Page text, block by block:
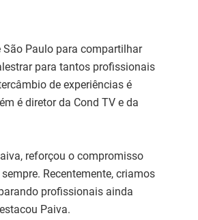
São Paulo para compartilhar
para tantos profissionais
de experiências é
é diretor da Cond TV e da
reforçou o compromisso
Recentemente, criamos
profissionais ainda
Paiva.